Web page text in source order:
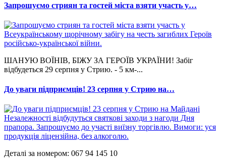
Запрошуємо стриян та гостей міста взяти участь у…
ШАНУЮ ВОЇНІВ, БІЖУ ЗА ГЕРОЇВ УКРАЇНИ! Забіг
відбудеться 29 серпня у Стрию. - 5 км-...
До уваги підприємців! 23 серпня у Стрию на…
Деталі за номером: 067 94 145 10